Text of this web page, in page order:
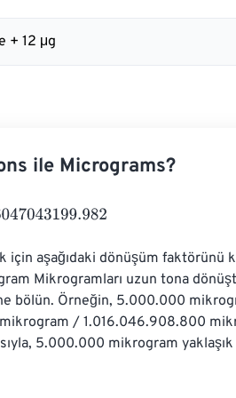
+ 12 μg
ile Micrograms?
aşağıdaki dönüşüm faktörünü
Mikrogramları uzun tona
bölün. Örneğin, 5.000.000
/ 1.016.046.908.800
5.000.000 mikrogram yaklaşık